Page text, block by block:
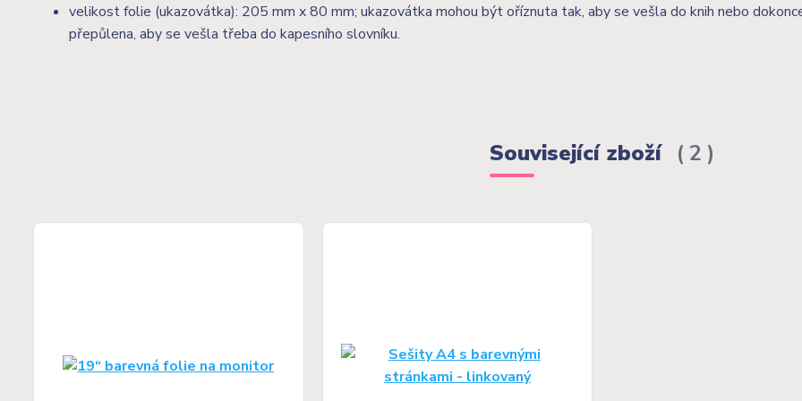
velikost folie (ukazovátka): 205 mm x 80 mm; ukazovátka mohou být oříznuta tak, aby se vešla do knih nebo
přepůlena, aby se vešla třeba do kapesního slovníku.
Související zboží 2